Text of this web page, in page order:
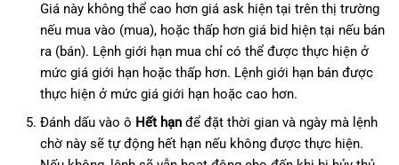
Giá này không thể cao hơn giá ask hiện tại trên thị trường
nếu mua vào (mua), hoặc thấp hơn giá bid hiện tại nếu bán
ra (bán). Lệnh giới hạn mua chỉ có thể được thực hiện ở
mức giá giới hạn hoặc thấp hơn. Lệnh giới hạn bán được
thực hiện ở mức giá giới hạn hoặc cao hơn.
Đánh dấu vào ô Hết hạnđể đặt thời gian và ngày mà lệnh
chờ này sẽ tự động hết hạn nếu không được thực hiện.